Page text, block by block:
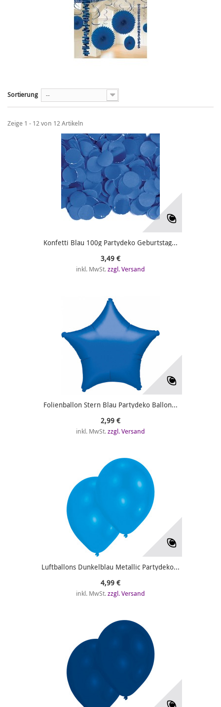
Sortierung --
Zeige 1 - 12 von 12 Artikeln
Konfetti Blau 100g Partydeko Geburtstag...
3,49 €
inkl. MwSt.zzgl. Versand
Folienballon Stern Blau Partydeko Ballon...
2,99 €
inkl. MwSt.zzgl. Versand
Luftballons Dunkelblau Metallic Partydeko...
4,99 €
inkl. MwSt.zzgl. Versand